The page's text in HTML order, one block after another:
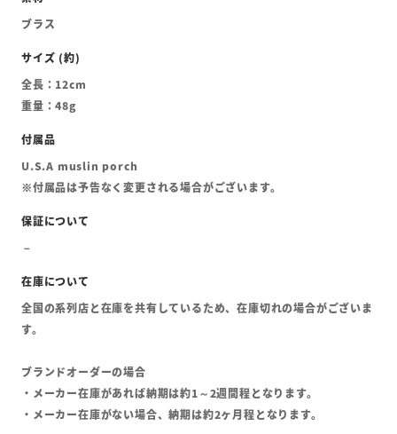
ブラス
全長：12cm
重量：48g
U.S.A muslin porch
※付属品は予告なく変更される場合がございます。
全国の系列店と在庫を共有しているため、在庫切れの場合がございま
す。
ブランドオーダーの場合
・メーカー在庫があれば納期は約1～2週間程となります。
・メーカー在庫がない場合、納期は約2ヶ月程となります。